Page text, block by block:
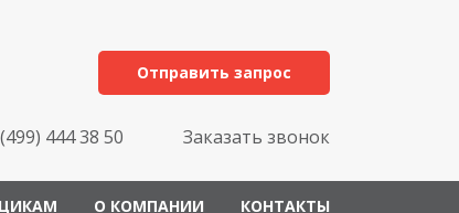
Отправить запрос
444 38 50 Заказать звонок
О КОМПАНИИ КОНТАКТЫ